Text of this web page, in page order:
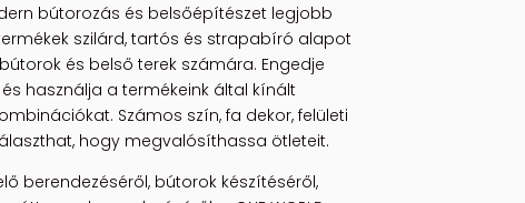
bútorozás és belsőépítészet legjobb
termékek szilárd, tartós és strapabíró alapot
és belső terek számára. Engedje
használja a termékeink által kínált
Számos szín, fa dekor, felületi
hogy megvalósíthassa ötleteit.
berendezéséről, bútorok készítéséről,